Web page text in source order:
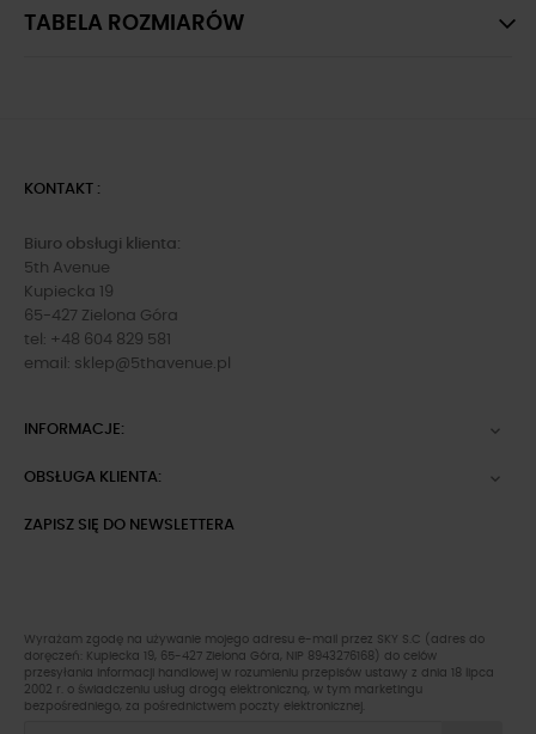
TABELA ROZMIARÓW
KONTAKT :
Biuro obsługi klienta:
5th Avenue
Kupiecka 19
65-427 Zielona Góra
tel: +48 604 829 581
email: sklep@5thavenue.pl
INFORMACJE: 
OBSŁUGA KLIENTA: 
ZAPISZ SIĘ DO NEWSLETTERA
Wyrażam zgodę na używanie mojego adresu e-mail przez SKY S.C (adres do
doręczeń: Kupiecka 19, 65-427 Zielona Góra, NIP 8943276168) do celów
przesyłania informacji handlowej w rozumieniu przepisów ustawy z dnia 18 lipca
2002 r. o świadczeniu usług drogą elektroniczną, w tym marketingu
bezpośredniego, za pośrednictwem poczty elektronicznej.